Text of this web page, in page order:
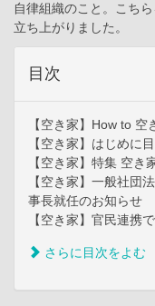
自律組織のこと。こち
立ち上がりました。
目次
【空き家】How to 空
【空き家】はじめに
【空き家】特集 空き
【空き家】一般社団
事長就任のお知らせ
【空き家】官民連携
さらに目次をよむ